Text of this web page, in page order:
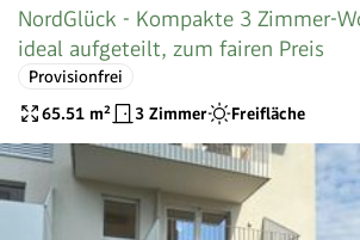
NordGlück - Kompakte 3 Zimmer-
ideal aufgeteilt, zum fairen Preis
Provisionfrei
65.51 m² 3 Zimmer Freifläche